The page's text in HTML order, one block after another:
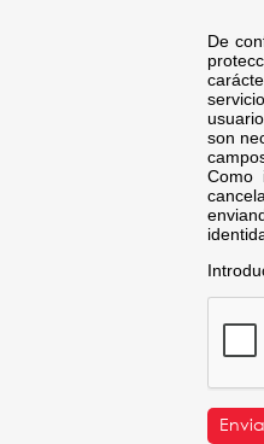
De
son
Como